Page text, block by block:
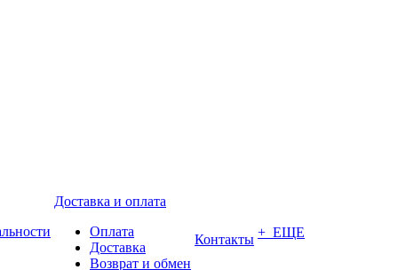
Доставка и оплата
Оплата
Доставка
Возврат и обмен
Контакты + ЕЩЕ